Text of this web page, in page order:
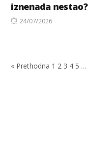
iznenada nestao?
Posted
24/07/2026
« Prethodna 1 2 3 4 5 …